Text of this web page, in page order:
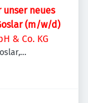
unser neues
Fachgeschäft im REWE in Goslar (m/w/d)
& Co. KG